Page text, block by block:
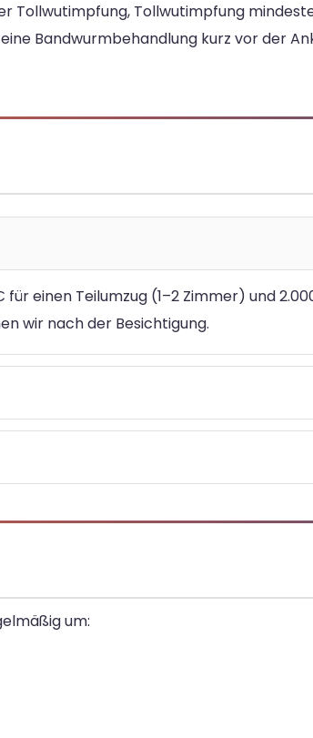
Tollwutimpfung
Bandwurmbehandlung kurz vor der
einen Teilumzug (1–2 Zimmer) und
wir nach der Besichtigung.
um: